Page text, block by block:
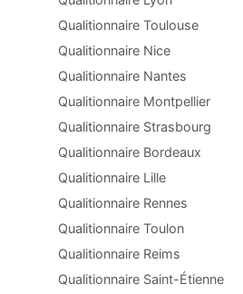
Qualitionnaire Toulouse
Qualitionnaire Nice
Qualitionnaire Nantes
Qualitionnaire Montpellier
Qualitionnaire Strasbourg
Qualitionnaire Bordeaux
Qualitionnaire Lille
Qualitionnaire Rennes
Qualitionnaire Toulon
Qualitionnaire Reims
Qualitionnaire Saint-Étienne